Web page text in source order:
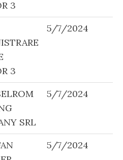
3
3
5/7/2024
SRL
5/7/2024
5/7/2024